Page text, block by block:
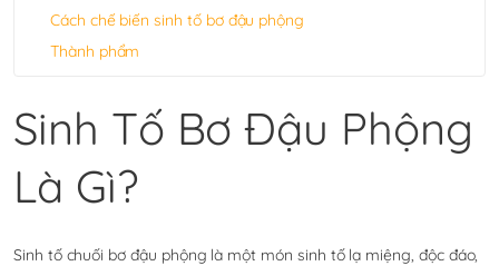
Cách chế biến sinh tố bơ đậu phộng
Thành phẩm
Sinh Tố Bơ Đậu Phộng
Là Gì?
Sinh tố chuối bơ đậu phộng là một món sinh tố lạ miệng, độc đáo,